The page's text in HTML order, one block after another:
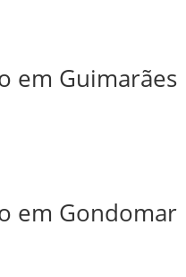
em Guimarães
em Gondomar